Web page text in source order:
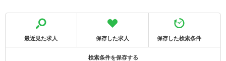
最近見た求人 保存した求人 保存した検索条件
検索条件を保存する